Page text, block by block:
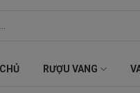
RƯỢU VANG